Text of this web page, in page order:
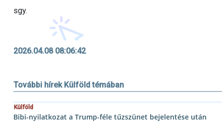
sgy.
2026.04.08 08:06:42
További hírek Külföld témában
Külföld
Bibi-nyilatkozat a Trump-féle tűzszünet bejelentése után